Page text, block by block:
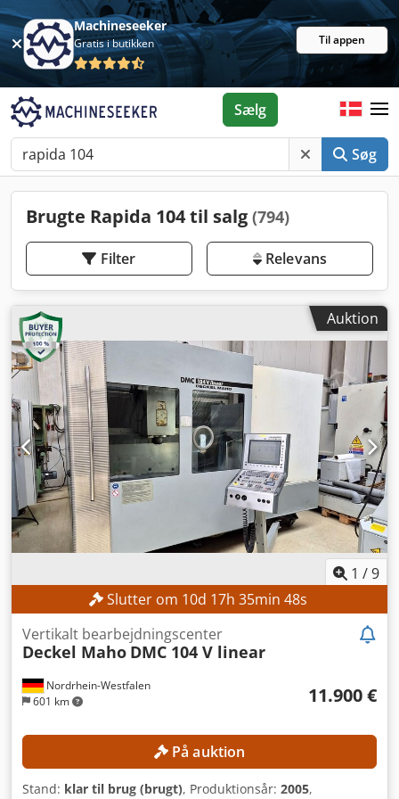
Machineseeker
Gratis i butikken Til appen
Søg
Sælg
Brugte Rapida 104 til salg (794)
Filter Relevans
Auktion
1 /9
Slutter om 10d 17h 35min 45s
Nordrhein-Westfalen
601 km
Vertikalt bearbejdningscenter
Deckel Maho DMC 104 V linear
11.900 €
På auktion
Stand: klar til brug (brugt), Produktionsår: 2005,